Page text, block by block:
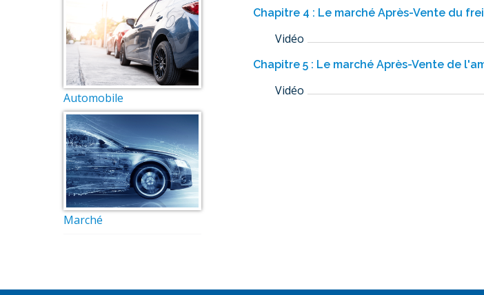
Automobile
Marché
Chapitre 4 : Le marché Après-Vente du
Vidéo
Chapitre 5 : Le marché Après-Vente de
Vidéo